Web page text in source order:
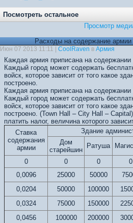
Посмотреть остальное
Просмотр
Расходы на содержание армии
Июн 07 2013 11:11 | CoolRaven в Армия
Каждая армия приписана на содержании
Каждый город может содержать
войск, которое зависит от того какое
построено.
Каждая армия приписана на содержании
Каждый город может содержать
войск, которое зависит от того какое
построено. (Town Hall – City Hall –
платить налог, величина которого
Ставка
содержания
армии
Здание
Дом
старейшин
Ратуша
0 0 0 0
0,0096
25000 50000
0,0204
50000 100000
0,0324
75000 150000
0,0456
100000 200000